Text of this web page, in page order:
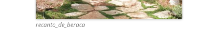
recanto_de_beraca